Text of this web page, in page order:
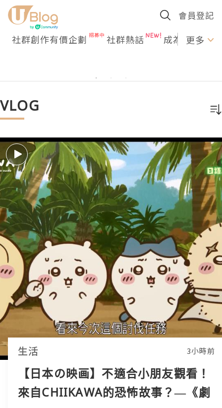
會員登記
社群創作有價企劃 社群熱話 成為U更多
VLOG
生活 3小時前
【日本の映画】不適合小朋友觀看！
來自CHIIKAWA的恐怖故事？—《劇